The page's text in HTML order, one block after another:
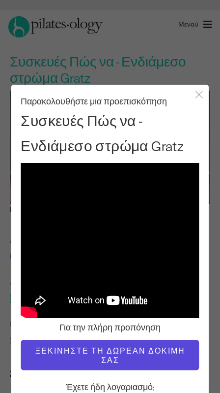
Μενού
Συσκευές Πώς να - Ενδιάμεσο
στρώμα Gratz
Παρακολουθήστε μια προεπισκόπηση
Συσκευές Πώς να -
Ενδιάμεσο στρώμα Gratz
Για την πλήρη προπόνηση
ΞΕΚΙΝΉΣΤΕ ΤΗ ΔΩΡΕΆΝ ΔΟΚΙΜΉ
ΣΑΣ
Έχετε ήδη λογαριασμό;
Παρατηρήστε & μάθετε
ΔΆΣΚΑΛΟΣ
Kathi Ross Nash
ΑΠΑΙΤΟΎΜΕΝΟΣ ΕΞΟΠΛΙΣΜΌΣ
ΒΡΕΊΤΕ ΠΑΡΌΜΟΙΕΣ ΤΆΞΕΙΣ ΓΙΑ
60+ λεπτά
Mat
Άλλες προπονήσεις που μπορεί να σας αρέσουν